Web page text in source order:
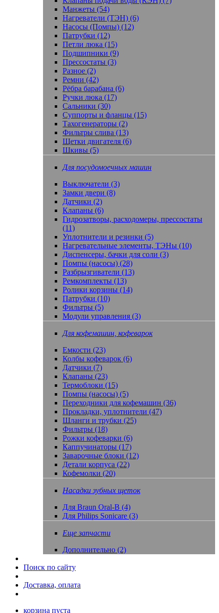
Манжеты (54)
Нагреватели (ТЭН) (6)
Насосы (Помпы) (12)
Патрубки (12)
Петли люка (15)
Подшипники (9)
Прессостаты (3)
Разное (2)
Ремни (42)
Рёбра барабана (6)
Ручки люка (17)
Сальники (30)
Суппорты и фланцы (15)
Тахогенераторы (2)
Фильтры слива (13)
Щетки двигателя (6)
Шкивы (5)
Для посудомоечных машин
Выключатели (3)
Замки двери (8)
Датчики (2)
Клапаны (6)
Гидрозатворы, расходомеры, прессостаты
(11)
Уплотнители и резинки (5)
Нагревательные элементы, ТЭНы (10)
Диспенсеры, бачки для соли (3)
Помпы (насосы) (28)
Разбрызгиватели (13)
Ремкомплекты (13)
Ролики корзины (14)
Патрубки (10)
Фильтры (5)
Модули управления (3)
Для кофемашин, кофеварок
Емкости (23)
Колбы кофеварок (6)
Датчики (7)
Клапаны (23)
Термоблоки (15)
Помпы (насосы) (5)
Переходники для кофемашин (36)
Прокладки, уплотнители (47)
Шланги и трубки (25)
Фильтры (18)
Рожки кофеварки (6)
Каппучинаторы (17)
Заварочные блоки (12)
Детали корпуса (22)
Кофемолки (20)
Насадки зубных щеток
Для Braun Oral-B (4)
Для Philips Sonicare (3)
Еще запчасти
Дополнительно (2)
Поиск по сайту
Доставка, оплата
корзина пуста